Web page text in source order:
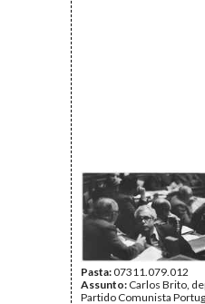
Pasta:07311.079.012
Assunto: Carlos Brito,
Partido Comunista